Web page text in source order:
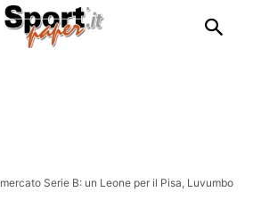
Serie B: un Leone per il Pisa, Luvumbo